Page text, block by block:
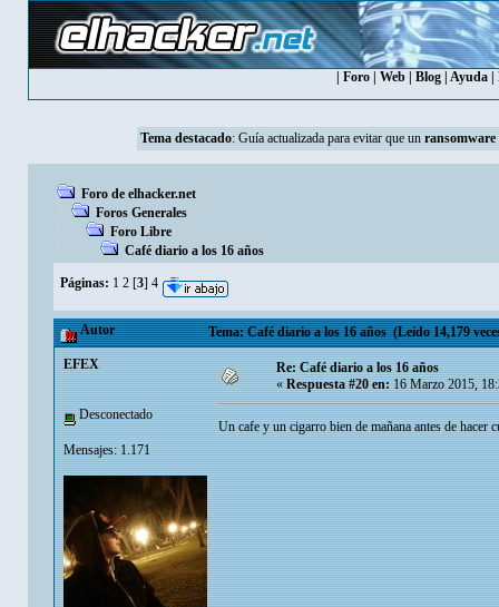
Foro| Web| Blog| Ayuda|
Tema destacado: Guía actualizada para evitar que un ransomware
Foro de elhacker.net
Foros Generales
Foro Libre
Café diario a los 16 años
Páginas: 1 2 [3] 4
Autor Tema: Café diario a los 16 años (Leído 14,179
EFEX
Desconectado
Mensajes: 1.171
Re: Café diario a los 16 años
«Respuesta #20 en:16 Marzo 2015,
Un cafe y un cigarro bien de mañana antes de hacer